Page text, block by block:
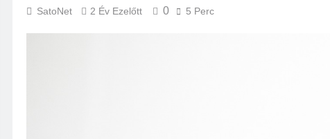
SatoNet 2 Év Ezelőtt 0 5 Perc